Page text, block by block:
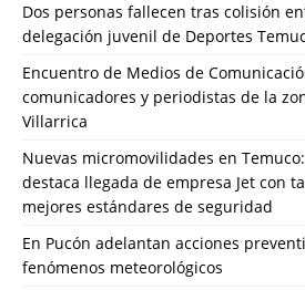
Dos personas fallecen tras colisión
delegación juvenil de Deportes
Encuentro de Medios de
comunicadores y periodistas de la
Villarrica
Nuevas micromovilidades en
destaca llegada de empresa Jet con
mejores estándares de seguridad
En Pucón adelantan acciones
fenómenos meteorológicos